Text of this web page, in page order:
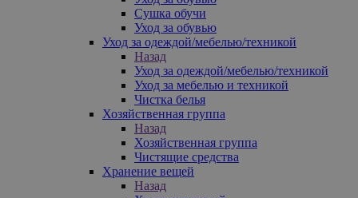
Сушка обучи
Уход за обувью
Уход за одеждой/мебелью/техникой
Назад
Уход за одеждой/мебелью/техникой
Уход за мебелью и техникой
Чистка белья
Хозяйственная группа
Назад
Хозяйственная группа
Чистящие средства
Хранение вещей
Назад